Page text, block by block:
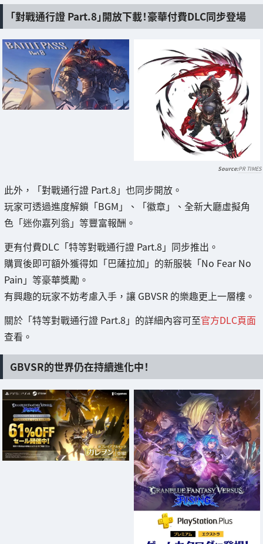
「對戰通行證 Part.8」開放下載！豪華付費DLC同步登場
PR TIMES
此外，「對戰通行證 Part.8」也同步開放。
玩家可透過進度解鎖「BGM」、「徽章」、全新大廳虛擬角
色「迷你嘉列翁」等豐富報酬。
更有付費DLC「特等對戰通行證 Part.8」同步推出。
購買後即可額外獲得如「巴薩拉加」的新服裝「No Fear No
Pain」等豪華獎勵。
有興趣的玩家不妨考慮入手，讓 GBVSR 的樂趣更上一層樓。
關於「特等對戰通行證 Part.8」的詳細內容可至官方DLC頁面
查看。
GBVSR的世界仍在持續進化中！